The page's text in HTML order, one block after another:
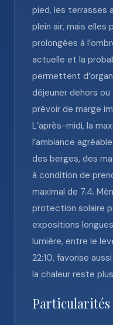
pied, les terrasses
plein air, mais elles
prolongées à
actuelle et la
permettent
déjeuner dehors
prévoir de marge
L’après-midi, la
l’ambiance
des berges, des
à condition de
maximal de 7.4.
protection solaire
expositions
lumière, entre le
22:10, favorise
la chaleur reste
Particularités